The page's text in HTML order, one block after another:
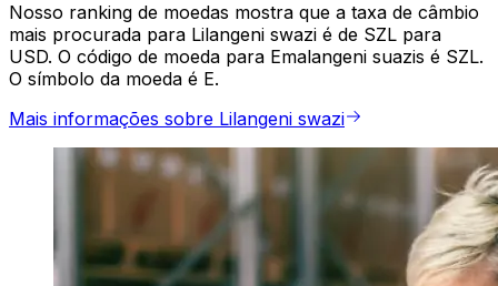
Nosso ranking de moedas mostra que a taxa de câmbio
mais procurada para Lilangeni swazi é de SZL para
USD. O código de moeda para Emalangeni suazis é SZL.
O símbolo da moeda é E.
Mais informações sobre Lilangeni swazi